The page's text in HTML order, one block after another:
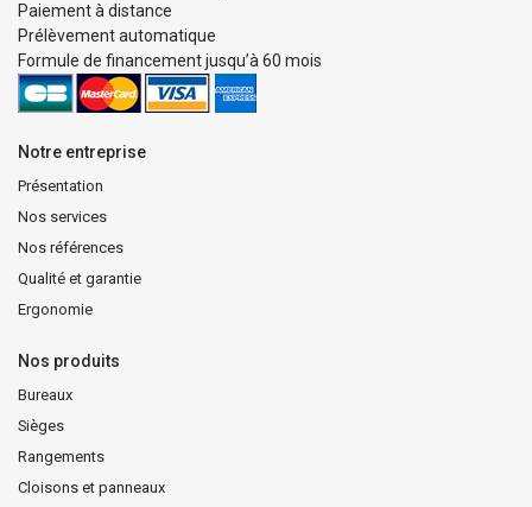
Nos produits
Bureaux
Sièges
Rangements
Cloisons et panneaux
Notre entreprise
Présentation
Nos services
Nos références
Qualité et garantie
Ergonomie
Paiement à distance
Prélèvement automatique
Formule de financement jusqu’à 60 mois